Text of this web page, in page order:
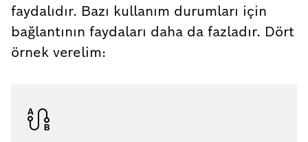
faydalıdır. Bazı kullanım durumları için
bağlantının faydaları daha da fazladır. Dört
örnek verelim: